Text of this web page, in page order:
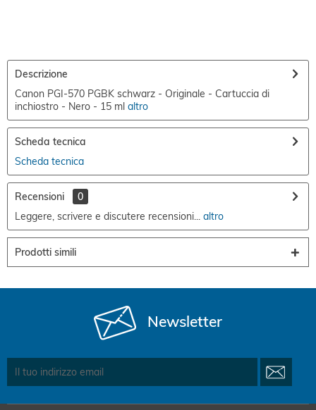
Descrizione
Canon PGI-570 PGBK schwarz - Originale - Cartuccia di
inchiostro - Nero - 15 ml altro
Scheda tecnica
Scheda tecnica
Recensioni
0
Leggere, scrivere e discutere recensioni... altro
Prodotti simili
Newsletter